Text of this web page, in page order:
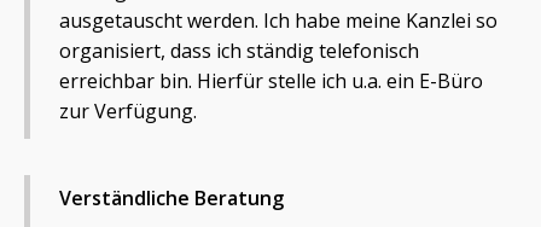
ausgetauscht werden. Ich habe meine Kanzlei so
organisiert, dass ich ständig telefonisch
erreichbar bin. Hierfür stelle ich u.a. ein E-Büro
zur Verfügung.
Verständliche Beratung